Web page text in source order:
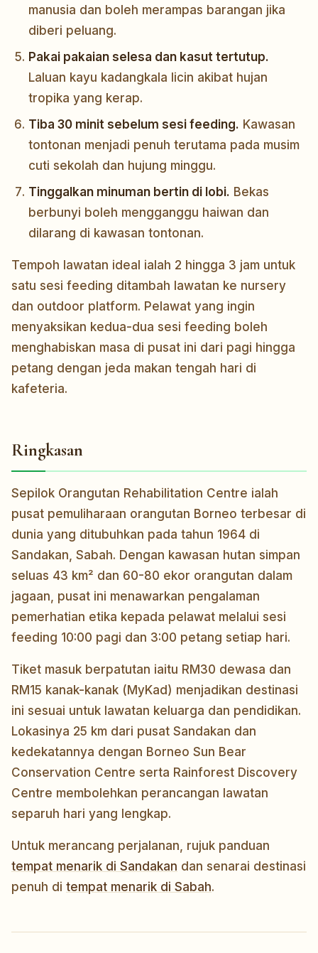
manusia dan boleh merampas barangan jika
diberi peluang.
Pakai pakaian selesa dan kasut tertutup.
Laluan kayu kadangkala licin akibat hujan
tropika yang kerap.
Tiba 30 minit sebelum sesi feeding. Kawasan
tontonan menjadi penuh terutama pada musim
cuti sekolah dan hujung minggu.
Tinggalkan minuman bertin di lobi. Bekas
berbunyi boleh mengganggu haiwan dan
dilarang di kawasan tontonan.
Tempoh lawatan ideal ialah 2 hingga 3 jam untuk
satu sesi feeding ditambah lawatan ke nursery
dan outdoor platform. Pelawat yang ingin
menyaksikan kedua-dua sesi feeding boleh
menghabiskan masa di pusat ini dari pagi hingga
petang dengan jeda makan tengah hari di
kafeteria.
Ringkasan
Sepilok Orangutan Rehabilitation Centre ialah
pusat pemuliharaan orangutan Borneo terbesar di
dunia yang ditubuhkan pada tahun 1964 di
Sandakan, Sabah. Dengan kawasan hutan simpan
seluas 43 km² dan 60-80 ekor orangutan dalam
jagaan, pusat ini menawarkan pengalaman
pemerhatian etika kepada pelawat melalui sesi
feeding 10:00 pagi dan 3:00 petang setiap hari.
Tiket masuk berpatutan iaitu RM30 dewasa dan
RM15 kanak-kanak (MyKad) menjadikan destinasi
ini sesuai untuk lawatan keluarga dan pendidikan.
Lokasinya 25 km dari pusat Sandakan dan
kedekatannya dengan Borneo Sun Bear
Conservation Centre serta Rainforest Discovery
Centre membolehkan perancangan lawatan
separuh hari yang lengkap.
Untuk merancang perjalanan, rujuk panduan
tempat menarik di Sandakan dan senarai destinasi
penuh di tempat menarik di Sabah.